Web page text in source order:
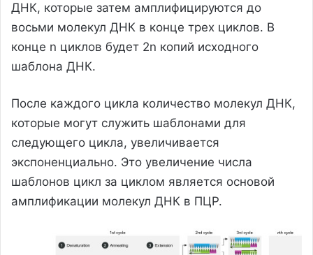
ДНК, которые затем амплифицируются до
восьми молекул ДНК в конце трех циклов. В
конце n циклов будет 2n копий исходного
шаблона ДНК.
После каждого цикла количество молекул ДНК,
которые могут служить шаблонами для
следующего цикла, увеличивается
экспоненциально. Это увеличение числа
шаблонов цикл за циклом является основой
амплификации молекул ДНК в ПЦР.